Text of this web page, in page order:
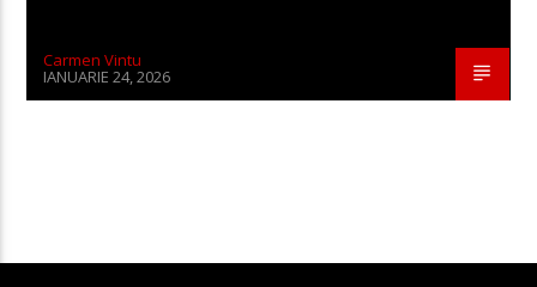
Carmen Vintu
IANUARIE 24, 2026